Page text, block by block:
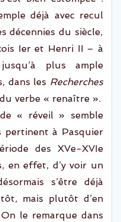
déjà avec recul
décennies du siècle,
Ier et Henri II – à
plus ample
dans les Recherches
verbe « renaître ».
« réveil » semble
pertinent à Pasquier
des XVe-XVIe
, en effet, d’y voir un
s’être déjà
, mais plutôt d’en
On le remarque dans